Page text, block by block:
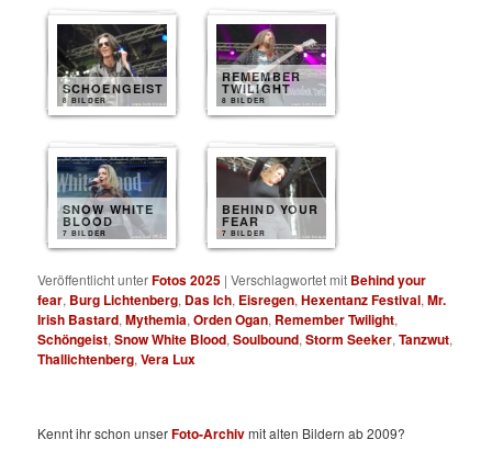
SCHOENGEIST
8 BILDER
REMEMBER
TWILIGHT
8 BILDER
SNOW WHITE
BLOOD
7 BILDER
BEHIND YOUR
FEAR
7 BILDER
Veröffentlicht unterFotos 2025 |Verschlagwortet mit Behind your
fear, Burg Lichtenberg, Das Ich, Eisregen,Hexentanz Festival,Mr.
Irish Bastard,Mythemia,Orden Ogan, Remember Twilight,
Schöngeist,Snow White Blood,Soulbound,Storm Seeker,Tanzwut,
Thallichtenberg,Vera Lux
Kennt ihr schon unserFoto-Archivmit alten Bildern ab 2009?